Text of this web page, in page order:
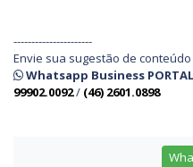
----------------------
Envie sua sugestão de
Whatsapp Business PORTAL
99902.0092/ (46) 2601.0898